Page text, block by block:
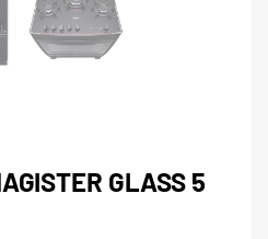
GLASS 5